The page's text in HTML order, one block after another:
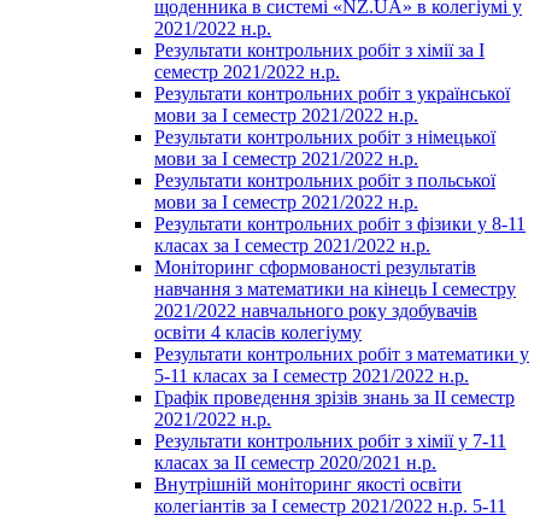
щоденника в системі «NZ.UA» в колегіумі у
2021/2022 н.р.
Результати контрольних робіт з хімії за І
семестр 2021/2022 н.р.
Результати контрольних робіт з української
мови за І семестр 2021/2022 н.р.
Результати контрольних робіт з німецької
мови за І семестр 2021/2022 н.р.
Результати контрольних робіт з польської
мови за І семестр 2021/2022 н.р.
Результати контрольних робіт з фізики у 8-11
класах за І семестр 2021/2022 н.р.
Моніторинг сформованості результатів
навчання з математики на кінець І семестру
2021/2022 навчального року здобувачів
освіти 4 класів колегіуму
Результати контрольних робіт з математики у
5-11 класах за І семестр 2021/2022 н.р.
Графік проведення зрізів знань за ІІ семестр
2021/2022 н.р.
Результати контрольних робіт з хімії у 7-11
класах за ІІ семестр 2020/2021 н.р.
Внутрішній моніторинг якості освіти
колегіантів за І семестр 2021/2022 н.р. 5-11